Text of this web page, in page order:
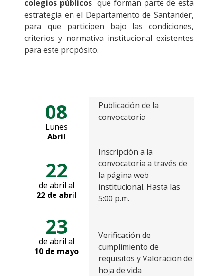
colegios públicosque forman parte de esta
estrategia en el Departamento de Santander,
para que participen bajo las condiciones,
criterios y normativa institucional existentes
para este propósito.
08
Lunes
Abril
Publicación de la
convocatoria
22
de abril al
22 de abril
Inscripción a la
convocatoria a través de
la página web
institucional. Hasta las
5:00 p.m.
23
de abril al
10 de mayo
Verificación de
cumplimiento de
requisitos y Valoración de
hoja de vida